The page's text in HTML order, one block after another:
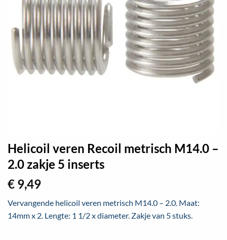
Helicoil veren Recoil metrisch M14.0 –
2.0 zakje 5 inserts
€ 9,49
Vervangende helicoil veren metrisch M14.0 – 2.0. Maat:
14mm x 2. Lengte: 1 1/2 x diameter. Zakje van 5 stuks.